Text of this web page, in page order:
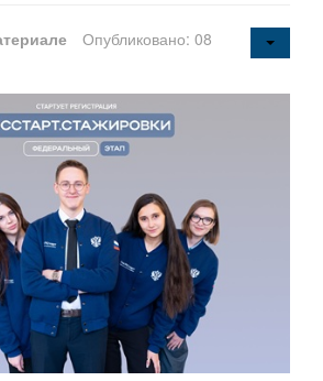
Опубликовано: 08